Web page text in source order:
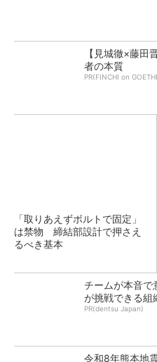
【見城徹×藤田
者の本質
PR(FINCHI on
「取りあえずボルトで固定」
は禁物 締結部設計で押さえ
るべき基本
チームが本音で
が挑戦できる組
PR(dentsu Japan)
令和8年熊本地